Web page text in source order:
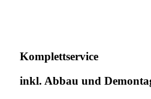
Komplettservice​
inkl. Abbau und